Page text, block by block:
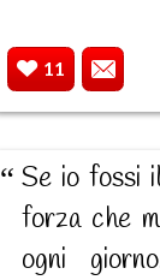
11
Se io fossi
forza che
ogni